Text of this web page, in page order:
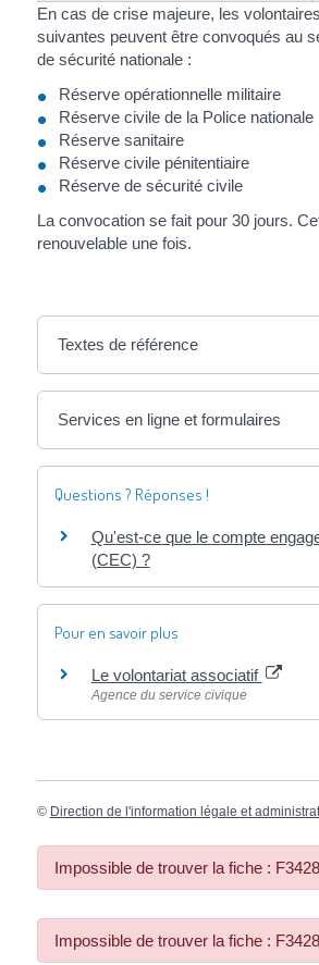
En cas de crise majeure, les
suivantes peuvent être convoqués au
de sécurité nationale :
Réserve opérationnelle militaire
Réserve civile de la Police nationale
Réserve sanitaire
Réserve civile pénitentiaire
Réserve de sécurité civile
La convocation se fait pour 30 jours.
renouvelable une fois.
Textes de référence
Services en ligne et formulaires
Questions ? Réponses !
Qu'est-ce que le compte
(CEC) ?
Pour en savoir plus
Le volontariat associatif
Agence du service civique
© Direction de l'information légale et
Impossible de trouver la fiche :
Impossible de trouver la fiche :